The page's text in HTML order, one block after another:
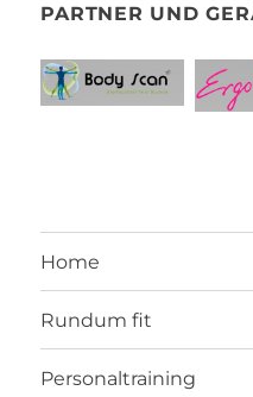
PARTNER UND
Home
Rundum fit
Personaltraining